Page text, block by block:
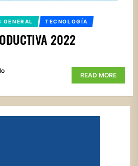
GENERAL TECNOLOGÍA
2022
READ MORE